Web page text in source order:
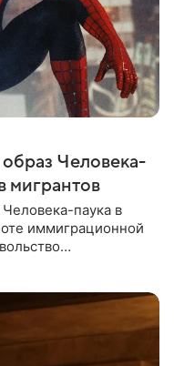
Человека-
мигрантов
паука в
иммиграционной